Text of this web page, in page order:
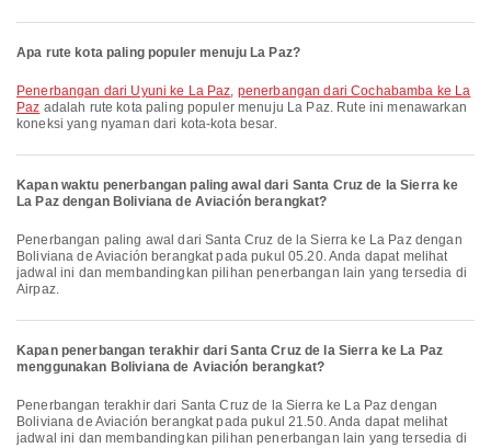
Apa rute kota paling populer menuju La Paz?
penerbangan dari Uyuni ke La Paz, penerbangan dari Cochabamba ke La
Paz adalah rute kota paling populer menuju La Paz. Rute ini menawarkan
koneksi yang nyaman dari kota-kota besar.
Kapan waktu penerbangan paling awal dari Santa Cruz de la Sierra ke
La Paz dengan Boliviana de Aviación berangkat?
Penerbangan paling awal dari Santa Cruz de la Sierra ke La Paz dengan
Boliviana de Aviación berangkat pada pukul 05.20. Anda dapat melihat
jadwal ini dan membandingkan pilihan penerbangan lain yang tersedia di
Airpaz.
Kapan penerbangan terakhir dari Santa Cruz de la Sierra ke La Paz
menggunakan Boliviana de Aviación berangkat?
Penerbangan terakhir dari Santa Cruz de la Sierra ke La Paz dengan
Boliviana de Aviación berangkat pada pukul 21.50. Anda dapat melihat
jadwal ini dan membandingkan pilihan penerbangan lain yang tersedia di